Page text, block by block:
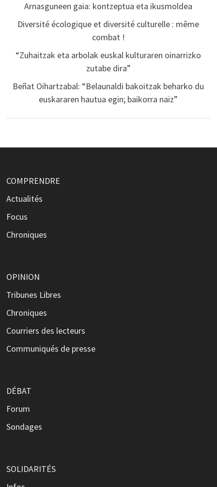
Arnasguneen gaia: kontzeptua eta ikusmoldea
Diversité écologique et diversité culturelle : même
combat !
“Zuhaitzak eta arbolak euskal kulturaren oinarrizko
zutabe dira”
Beñat Oihartzabal: “Belaunaldi bakoitzak beharko du
euskararen hautua egin; baikorra naiz”
COMPRENDRE
Actualités
Focus
Chroniques
OPINION
Tribunes Libres
Chroniques
Courriers des lecteurs
Communiqués de presse
DÉBAT
Forum
Sondages
SOLIDARITÉS